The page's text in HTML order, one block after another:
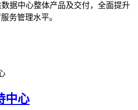
数据中心整体产品及交付，全面提升
务管理水平。
中心